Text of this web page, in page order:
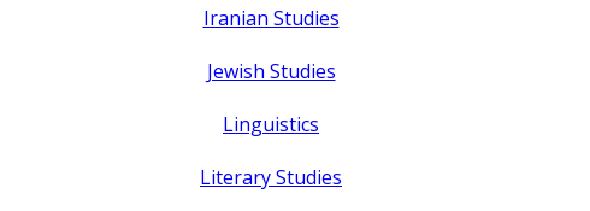
Iranian Studies
Jewish Studies
Linguistics
Literary Studies